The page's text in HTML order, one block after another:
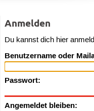
Anmelden
Du kannst dich hier
Benutzername oder
Passwort:
Angemeldet bleiben: